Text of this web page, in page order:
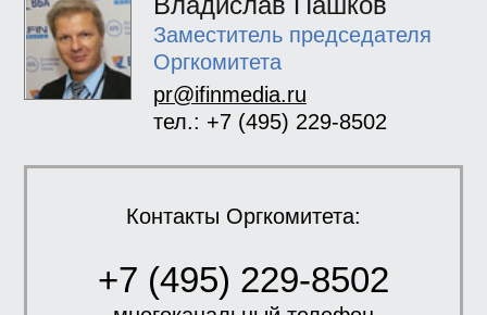
Заместитель председателя
Оргкомитета
pr@ifinmedia.ru
тел.: +7 (495) 229-8502
Контакты Оргкомитета:
+7 (495) 229-8502